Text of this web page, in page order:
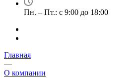
Пн. – Пт.: с 9:00 до 18:00
Главная
—
О компании